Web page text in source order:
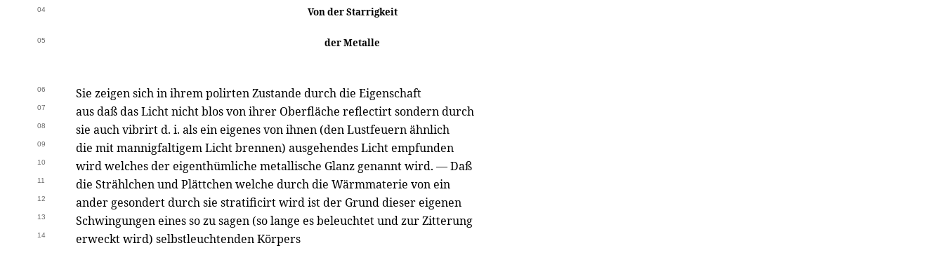
04 Von der Starrigkeit
05 der Metalle
06 Sie zeigen sich in ihrem polirten Zustande durch die Eigenschaft
07 aus daß das Licht nicht blos von ihrer Oberfläche reflectirt sondern durch
08 sie auch vibrirt d. i. als ein eigenes von ihnen (den Lustfeuern ähnlich
09 die mit mannigfaltigem Licht brennen) ausgehendes Licht empfunden
10 wird welches der eigenthümliche metallische Glanz genannt wird. — Daß
11 die Strählchen und Plättchen welche durch die Wärmmaterie von ein
12 ander gesondert durch sie stratificirt wird ist der Grund dieser eigenen
13 Schwingungen eines so zu sagen (so lange es beleuchtet und zur Zitterung
14 erweckt wird) selbstleuchtenden Körpers